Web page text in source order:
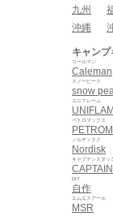
九州
沖縄
キャン
Caleman
コールマン
snow
スノーピーク
ユニフレーム
ペトロマックス
Nordisk
ノルディスク
キャプテンスタッ
自作
DIY
MSR
エムエスアール